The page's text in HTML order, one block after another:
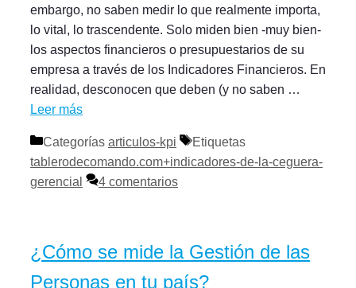
embargo, no saben medir lo que realmente importa,
lo vital, lo trascendente. Solo miden bien -muy bien-
los aspectos financieros o presupuestarios de su
empresa a través de los Indicadores Financieros. En
realidad, desconocen que deben (y no saben …
Leer más
Categorías articulos-kpi
Etiquetas
tablerodecomando.com+indicadores-de-la-ceguera-
gerencial
4 comentarios
¿Cómo se mide la Gestión de las
Personas en tu país?